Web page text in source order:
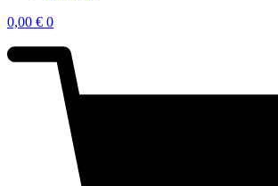
0,00 € 0